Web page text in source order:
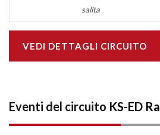
salita
VEDI DETTAGLI CIRCUITO
Eventi del circuito KS-ED